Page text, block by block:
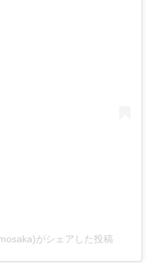
がシェアした投稿